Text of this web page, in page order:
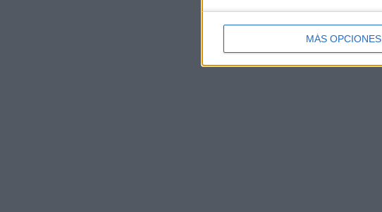
MÁS OPCIONES